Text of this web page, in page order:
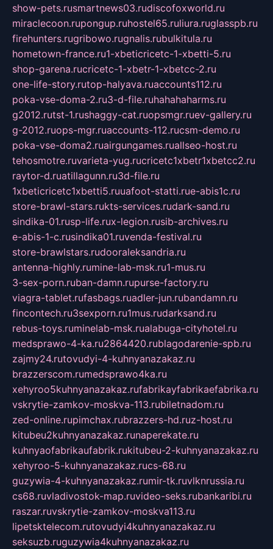
show-pets.rusmartnews03.rudiscofoxworld.ru
miraclecoon.rupongup.ruhostel65.ruliura.ruglasspb.ru
firehunters.rugribowo.rugnalis.rubulkitula.ru
hometown-france.ru1-xbeticricetc-1-xbetti-5.ru
shop-garena.rucricetc-1-xbetr-1-xbetcc-2.ru
one-life-story.rutop-halyava.ruaccounts112.ru
poka-vse-doma-2.ru3-d-file.ruhahahaharms.ru
g2012.rutst-1.rushaggy-cat.ruopsmgr.ruev-gallery.ru
g-2012.ruops-mgr.ruaccounts-112.rucsm-demo.ru
poka-vse-doma2.ruairgungames.ruallseo-host.ru
tehosmotre.ruvarieta-yug.rucricetc1xbetr1xbetcc2.ru
raytor-d.ruatillagunn.ru3d-file.ru
1xbeticricetc1xbetti5.ruuafoot-statti.rue-abis1c.ru
store-brawl-stars.rukts-services.rudark-sand.ru
sindika-01.rusp-life.rux-legion.rusib-archives.ru
e-abis-1-c.rusindika01.ruvenda-festival.ru
store-brawlstars.rudooraleksandria.ru
antenna-highly.rumine-lab-msk.ru1-mus.ru
3-sex-porn.ruban-damn.rupurse-factory.ru
viagra-tablet.rufasbags.ruadler-jun.rubandamn.ru
fincontech.ru3sexporn.ru1mus.rudarksand.ru
rebus-toys.ruminelab-msk.rualabuga-cityhotel.ru
medsprawo-4-ka.ru2864420.rublagodarenie-spb.ru
zajmy24.rutovudyi-4-kuhnyanazakaz.ru
brazzerscom.rumedsprawo4ka.ru
xehyroo5kuhnyanazakaz.rufabrikayfabrikaefabrika.ru
vskrytie-zamkov-moskva-113.rubiletnadom.ru
zed-online.rupimchax.rubrazzers-hd.ruz-host.ru
kitubeu2kuhnyanazakaz.runaperekate.ru
kuhnyaofabrikaufabrik.rukitubeu-2-kuhnyanazakaz.ru
xehyroo-5-kuhnyanazakaz.rucs-68.ru
guzywia-4-kuhnyanazakaz.rumir-tk.ruvlknrussia.ru
cs68.ruvladivostok-map.ruvideo-seks.rubankaribi.ru
raszar.ruvskrytie-zamkov-moskva113.ru
lipetsktelecom.rutovudyi4kuhnyanazakaz.ru
seksuzb.ruguzywia4kuhnyanazakaz.ru